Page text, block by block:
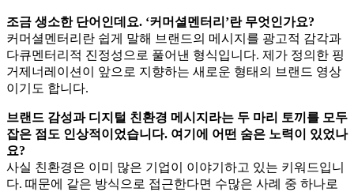
조금 생소한 단어인데요. ‘커머셜멘터리’란 무엇인가요?
커머셜멘터리란 쉽게 말해 브랜드의 메시지를 광고적 감각과
다큐멘터리적 진정성으로 풀어낸 형식입니다. 제가 정의한 핑
거제너레이션이 앞으로 지향하는 새로운 형태의 브랜드 영상
이기도 합니다.
브랜드 감성과 디지털 친환경 메시지라는 두 마리 토끼를 모두
잡은 점도 인상적이었습니다. 여기에 어떤 숨은 노력이 있었나
요?
사실 친환경은 이미 많은 기업이 이야기하고 있는 키워드입니
다. 때문에 같은 방식으로 접근한다면 수많은 사례 중 하나로